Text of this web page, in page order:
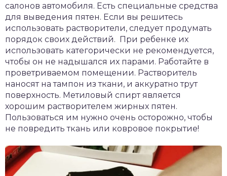
салонов автомобиля. Есть специальные средства
для выведения пятен. Если вы решитесь
использовать растворители, следует продумать
порядок своих действий. При ребенке их
использовать категорически не рекомендуется,
чтобы он не надышался их парами. Работайте в
проветриваемом помещении. Растворитель
наносят на тампон из ткани, и аккуратно трут
поверхность. Метиловый спирт является
хорошим растворителем жирных пятен.
Пользоваться им нужно очень осторожно, чтобы
не повредить ткань или ковровое покрытие!